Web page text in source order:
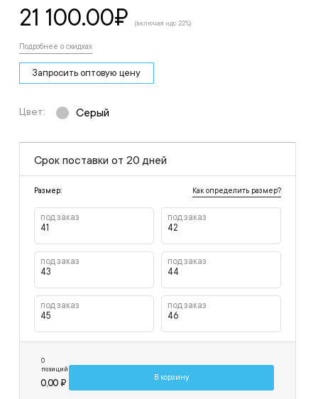
21 100.00₽ (включая ндс 22%)
Подробнее о скидках
Запросить оптовую цену
Цвет: Серый
Срок поставки от 20 дней
Размер: Как определить размер?
под заказ
41
под заказ
42
под заказ
43
под заказ
44
под заказ
45
под заказ
46
0
позиций
0,00 ₽
В корзину